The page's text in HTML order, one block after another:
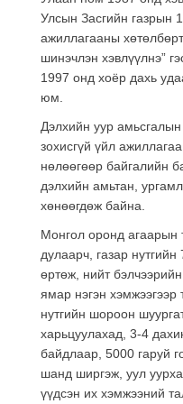
Улсын Засгийн газрын
ажиллагааны
шинэчлэн хэвлүүлнэ”
1997 онд хоёр дахь
юм.
Дэлхийн уур
зохисгүй үйл
нөлөөгөөр байгалийн
дэлхийн амьтан,
хөнөөгдөж байна.
Монгол оронд агаарын
дулаарч, газар
өртөж, нийт
ямар нэгэн хэмжээгээр
нутгийн шороон
харьцуулахад, 3-4
байдлаар, 5000 гаруй
шанд ширгэж, уул
үүдсэн их хэмжээний